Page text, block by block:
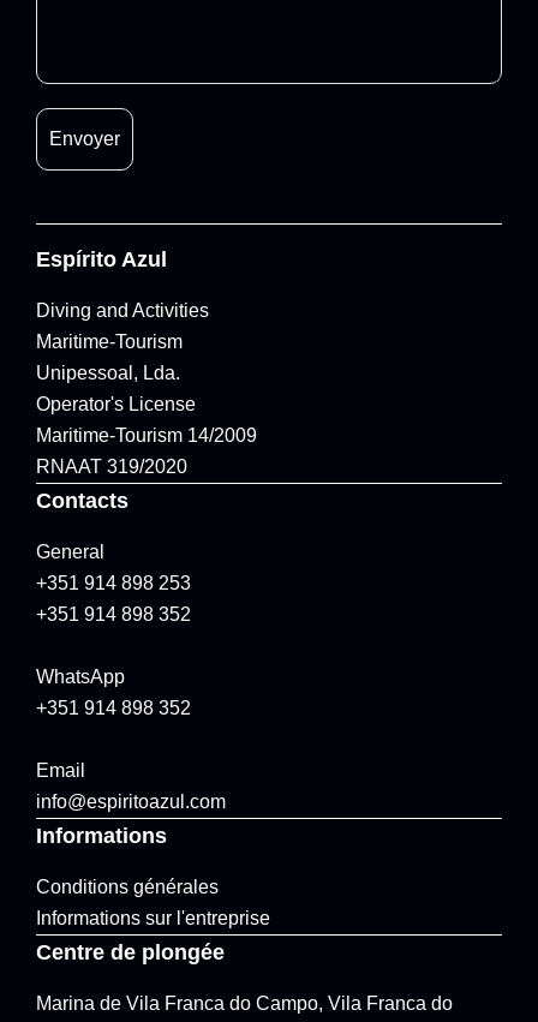
Espírito Azul
Diving and Activities
Maritime-Tourism
Unipessoal, Lda.
Operator's License
Maritime-Tourism 14/2009
RNAAT 319/2020
Contacts
General
+351 914 898 253
+351 914 898 352
WhatsApp
+351 914 898 352
Email
info@espiritoazul.com
Informations
Conditions générales
Informations sur l'entreprise
Centre de plongée
Marina de Vila Franca do Campo, Vila Franca do